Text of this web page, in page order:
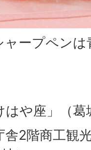
ープペン
はや座」（
舎2階商工観